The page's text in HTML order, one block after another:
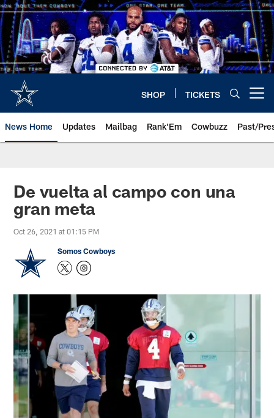
Skip
to
main
content
SHOP TICKETS
News Home Updates Mailbag Rank'Em Cowbuzz Past/
De vuelta al campo con una
gran meta
Oct 26, 2021 at 01:15 PM
Somos Cowboys